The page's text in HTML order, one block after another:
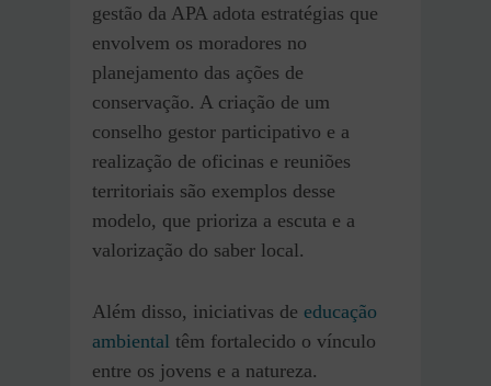
gestão da APA adota estratégias que
envolvem os moradores no
planejamento das ações de
conservação. A criação de um
conselho gestor participativo e a
realização de oficinas e reuniões
territoriais são exemplos desse
modelo, que prioriza a escuta e a
valorização do saber local.
Além disso, iniciativas de educação
ambiental têm fortalecido o vínculo
entre os jovens e a natureza.